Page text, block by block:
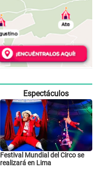
Espectáculos
Festival Mundial del Circo se
realizará en Lima